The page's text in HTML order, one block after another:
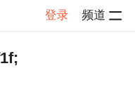
登录 频道